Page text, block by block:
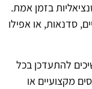
בזמן אמת.
סדנאות, או אפילו
להתעדכן בכל
מקצועיים או